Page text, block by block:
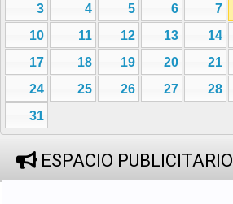
3
4 5 6 7
10
11 12 13 14
17
18 19 20 21
24
25 26 27 28
31
ESPACIO PUBLICITARIO